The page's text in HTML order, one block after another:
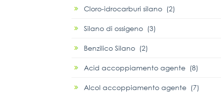
Cloro-idrocarburi silano (2)
Silano di ossigeno (3)
Benzilico Silano (2)
Acid accoppiamento agente (8)
Alcol accoppiamento agente (7)